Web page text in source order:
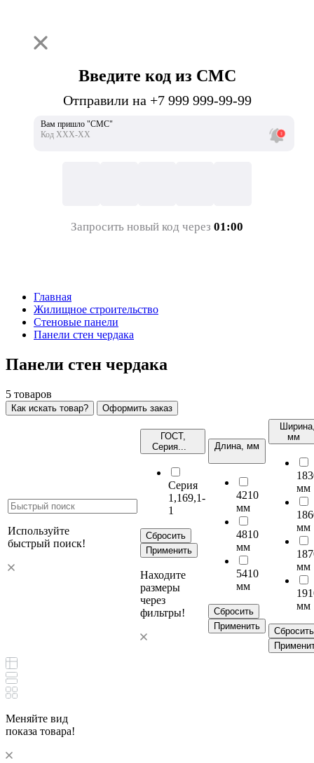
Введите код из СМС
Отправили на +7 999 999-99-99
Вам пришло "СМС"
Код ХХХ-ХХ
Запросить новый код через 01:00
Главная
Жилищное строительство
Стеновые панели
Панели стен чердака
Панели стен чердака
5 товаров
Как искать товар? Оформить заказ
Используйте
быстрый поиск!
ГОСТ,
Серия...
Серия
1,169,1-
1
Сбросить
Применить
Находите
размеры
через
фильтры!
Длина, мм
4210
мм
4810
мм
5410
мм
Сбросить
Применить
мм
мм
мм
мм
мм
Сбросить
Меняйте вид
показа товара!